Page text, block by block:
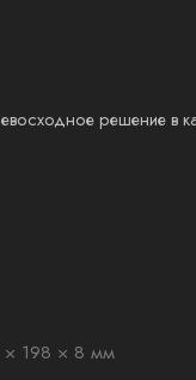
решение в
× 198 × 8 мм